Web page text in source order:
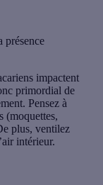
présence
impactent
primordial de
Pensez à
(moquettes,
plus, ventilez
intérieur.